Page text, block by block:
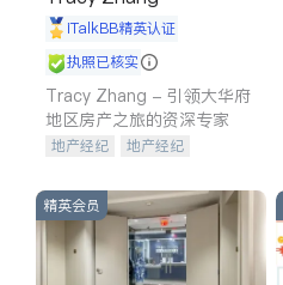
iTalkBB精英认证
执照已核实
Tracy Zhang - 引领大华府
地区房产之旅的资深专家
地产经纪
地产经纪
商铺租售
开发商建商
精英会员